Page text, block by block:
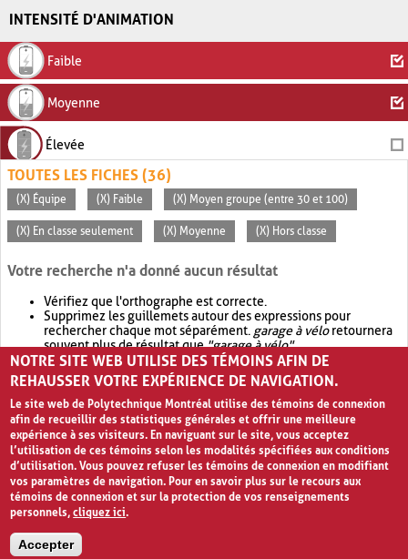
INTENSITÉ D'ANIMATION
Faible
Moyenne
Élevée
TOUTES LES FICHES (36)
(X) Équipe (X) Faible (X) Moyen groupe (entre 30 et 100)
(X) En classe seulement (X) Moyenne (X) Hors classe
Votre recherche n'a donné aucun résultat
Vérifiez que l'orthographe est correcte.
Supprimez les guillemets autour des expressions pour
rechercher chaque mot séparément. garage à véloretournera
souvent plus de résultat que"garage à vélo".
Envisagez d'élargir votre recherche avec OR.garage OR vélo
retournera souvent plus de résultat quegarage à vélo
NOTRE SITE WEB UTILISE DES TÉMOINS AFIN DE
REHAUSSER VOTRE EXPÉRIENCE DE NAVIGATION.
Le site web de Polytechnique Montréal utilise des témoins de connexion
afin de recueillir des statistiques générales et offrir une meilleure
expérience à ses visiteurs. En naviguant sur le site, vous acceptez
l’utilisation de ces témoins selon les modalités spécifiées aux conditions
d’utilisation. Vous pouvez refuser les témoins de connexion en modifiant
vos paramètres de navigation. Pour en savoir plus sur le recours aux
témoins de connexion et sur la protection de vos renseignements
personnels,cliquez ici.
Accepter